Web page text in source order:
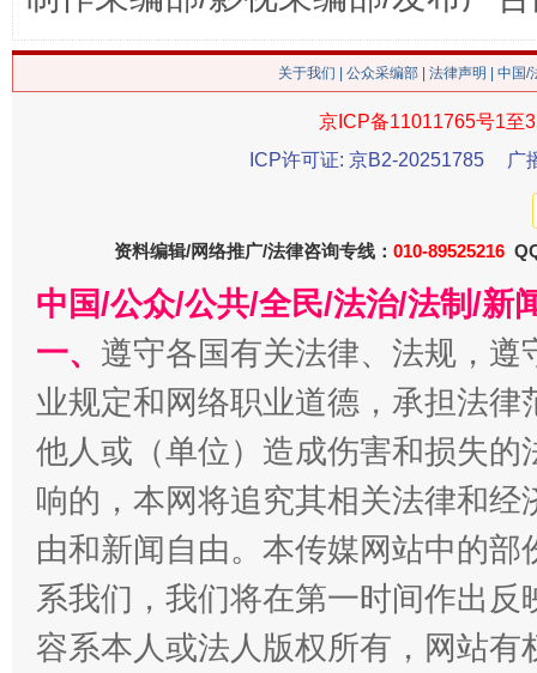
这是一记警钟！ 谢
在谋一域中谋全局
今
关于我们 公众采编部 法律声明 | 中国
京ICP备11011765号1至
ICP许可证: 京B2-20251785
广
资料编辑/网络推广/法律咨询专线： 010-89525216
中国/公众/公共/全民/法治/法制/新
一、 遵守各国有关法律、法规，
业规定和网络职业道德，承担法
他人或（单位）造成伤害和损失
响的，本网将追究其相关法律和
由和新闻自由。本传媒网站中的
系我们，我们将在第一时间作出
容系本人或法人版权所有，网站